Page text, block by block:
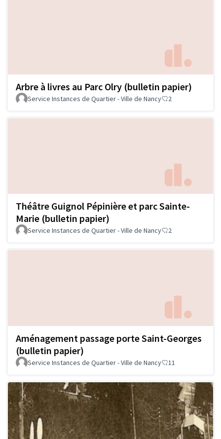
Arbre à livres au Parc Olry (bulletin papier)
Service Instances de Quartier - Ville de Nancy 2
Théâtre Guignol Pépinière et parc Sainte-
Marie (bulletin papier)
Service Instances de Quartier - Ville de Nancy 2
Aménagement passage porte Saint-Georges
(bulletin papier)
Service Instances de Quartier - Ville de Nancy 11